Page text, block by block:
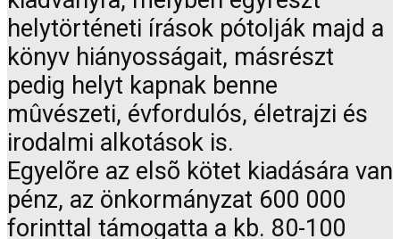
helytörténeti írások pótolják majd a
könyv hiányosságait, másrészt
pedig helyt kapnak benne
mûvészeti, évfordulós, életrajzi és
irodalmi alkotások is.
Egyelõre az elsõ kötet kiadására van
pénz, az önkormányzat 600 000
forinttal támogatta a kb. 80-100